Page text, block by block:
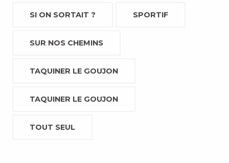
SI ON SORTAIT ? SPORTIF
SUR NOS CHEMINS
TAQUINER LE GOUJON
TAQUINER LE GOUJON
TOUT SEUL